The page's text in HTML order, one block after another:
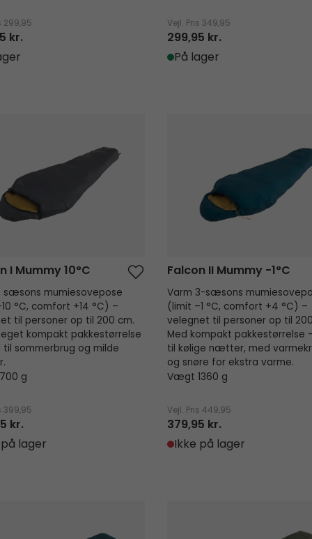
299,95
kr.
Vejl. Pris 349,95
299,95 kr.
På lager
I Mummy 10°C
sæsons mumiesovepose
°C, comfort +14 °C) –
til personer op til 200 cm.
kompakt pakkestørrelse
til sommerbrug og milde
g
399,95
kr.
lager
Falcon II Mummy -1°C
Varm 3-sæsons
(limit –1 °C, comfort +4 °C) –
velegnet til personer op til
Med kompakt pakkestørrelse
til kølige nætter, med
og snøre for ekstra varme.
Vægt 1360 g
Vejl. Pris 449,95
379,95 kr.
Ikke på lager